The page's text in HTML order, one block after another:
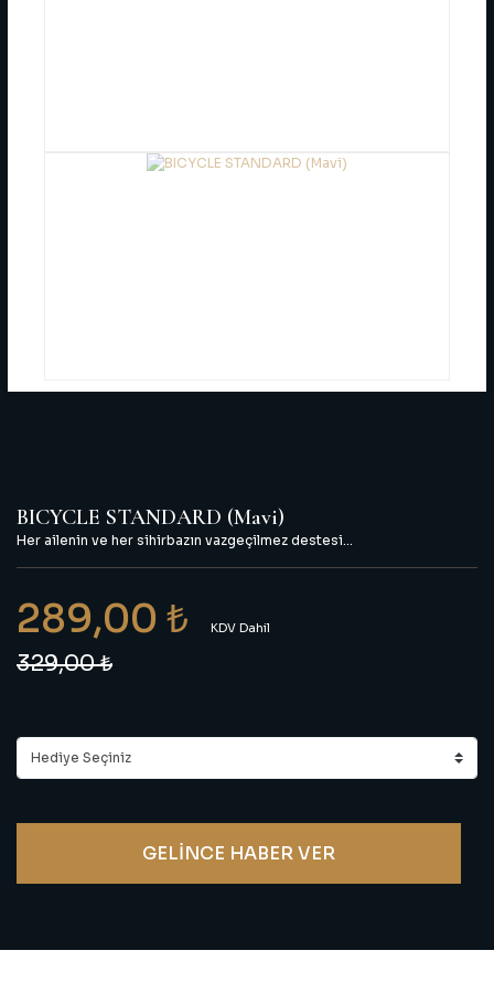
BICYCLE STANDARD (Mavi)
Her ailenin ve her sihirbazın vazgeçilmez destesi...
289,00 ₺
329,00 ₺
KDV Dahil
GELİNCE HABER VER